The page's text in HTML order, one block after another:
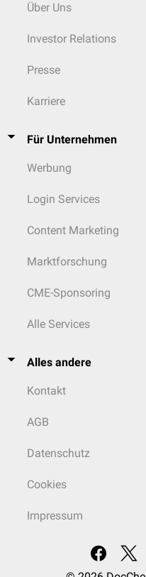
Über Uns
Investor Relations
Presse
Karriere
Für Unternehmen
Werbung
Login Services
Content Marketing
Marktforschung
CME-Sponsoring
Alle Services
Alles andere
Kontakt
AGB
Datenschutz
Cookies
Impressum